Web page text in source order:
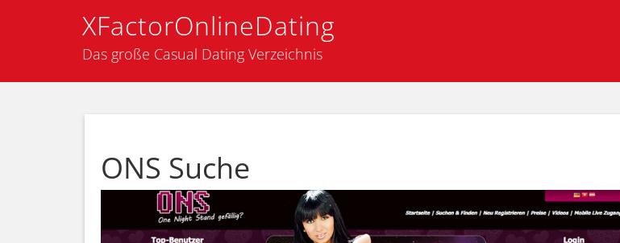
XFactorOnlineDating
Das große Casual Dating Verzeichnis
ONS Suche